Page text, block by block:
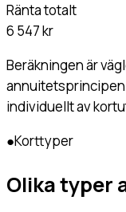
Ränta totalt
6 547 kr
Beräkningen är
individuellt av
●Korttyper
Olika typer